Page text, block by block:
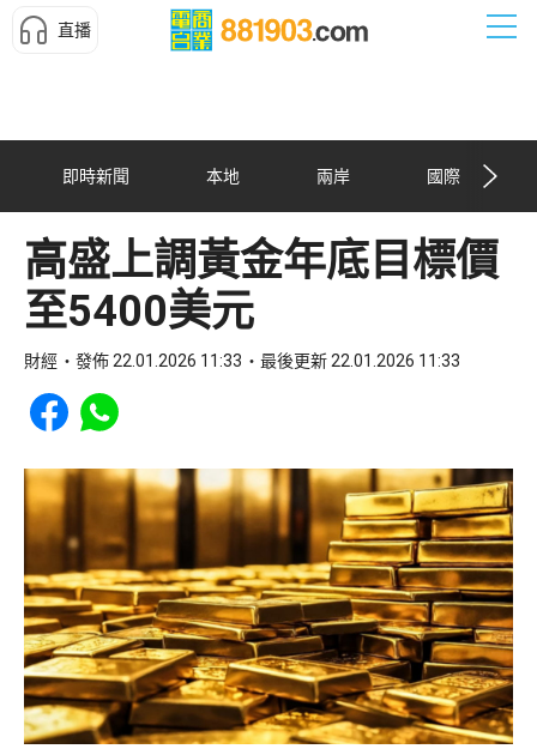
直播
即時新聞 本地 兩岸 國際
高盛上調黃金年底目標價
至5400美元
財經 發佈 22.01.2026 11:33 最後更新 22.01.2026 11:33
Share to Facebook
Share to WhatsApp